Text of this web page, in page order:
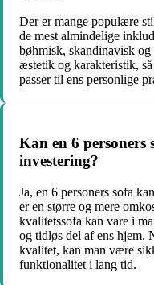
Der er mange populære
de mest almindelige
bøhmisk, skandinavisk
æstetik og karakteristik,
passer til ens personlige
Kan en 6 personers
investering?
Ja, en 6 personers sofa
er en større og mere
kvalitetssofa kan vare i
og tidløs del af ens hjem.
kvalitet, kan man være
funktionalitet i lang tid.